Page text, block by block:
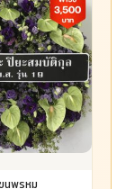
นพรหม